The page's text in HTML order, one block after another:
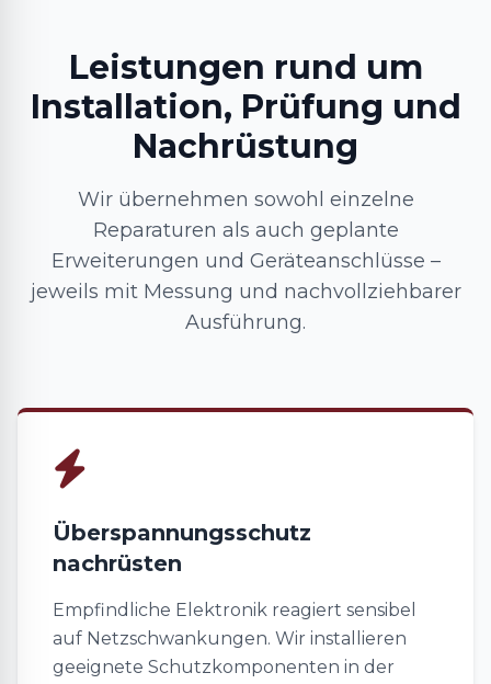
Leistungen rund um
Installation, Prüfung und
Nachrüstung
Wir übernehmen sowohl einzelne
Reparaturen als auch geplante
Erweiterungen und Geräteanschlüsse –
jeweils mit Messung und nachvollziehbarer
Ausführung.
Überspannungsschutz
nachrüsten
Empfindliche Elektronik reagiert sensibel
auf Netzschwankungen. Wir installieren
geeignete Schutzkomponenten in der